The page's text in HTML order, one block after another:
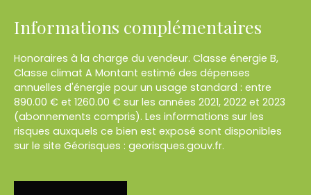
Informations complémentaires
Honoraires à la charge du vendeur. Classe énergie B,
Classe climat A Montant estimé des dépenses
annuelles d'énergie pour un usage standard : entre
890.00 € et 1260.00 € sur les années 2021, 2022 et 2023
(abonnements compris). Les informations sur les
risques auxquels ce bien est exposé sont disponibles
sur le site Géorisques : georisques.gouv.fr.